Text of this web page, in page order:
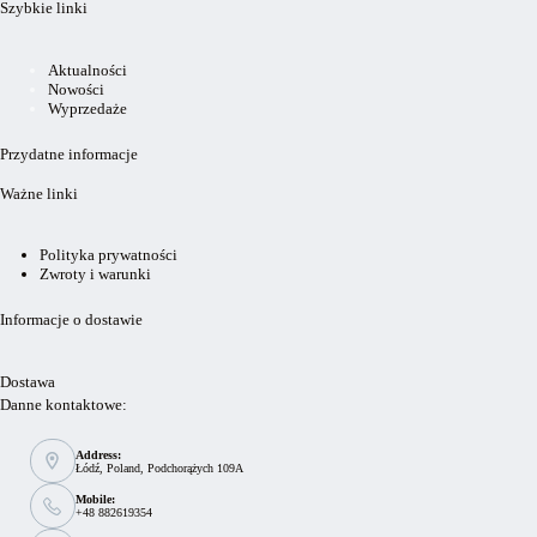
Szybkie linki
Aktualności
Nowości
Wyprzedaże
Przydatne informacje
Ważne linki
Polityka prywatności
Zwroty i warunki
Informacje o dostawie
Dostawa
Danne kontaktowe:
Address:
Łódź, Poland, Podchorążych 109A
Mobile:
+48 882619354